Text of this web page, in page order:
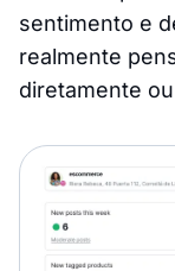
sentimento e
realmente
diretamente